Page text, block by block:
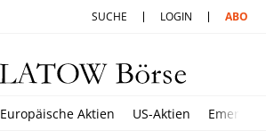
SUCHE LOGIN ABO
Europäische Aktien US-Aktien